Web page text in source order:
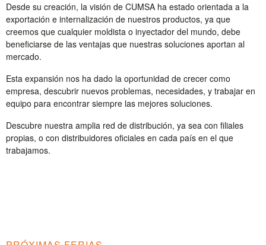
Desde su creación, la visión de CUMSA ha estado orientada a la
exportación e internalización de nuestros productos, ya que
creemos que cualquier moldista o inyectador del mundo, debe
beneficiarse de las ventajas que nuestras soluciones aportan al
mercado.
Esta expansión nos ha dado la oportunidad de crecer como
empresa, descubrir nuevos problemas, necesidades, y trabajar en
equipo para encontrar siempre las mejores soluciones.
Descubre nuestra amplia red de distribución, ya sea con filiales
propias, o con distribuidores oficiales en cada país en el que
trabajamos.